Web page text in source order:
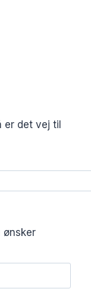
er det vej til
ønsker